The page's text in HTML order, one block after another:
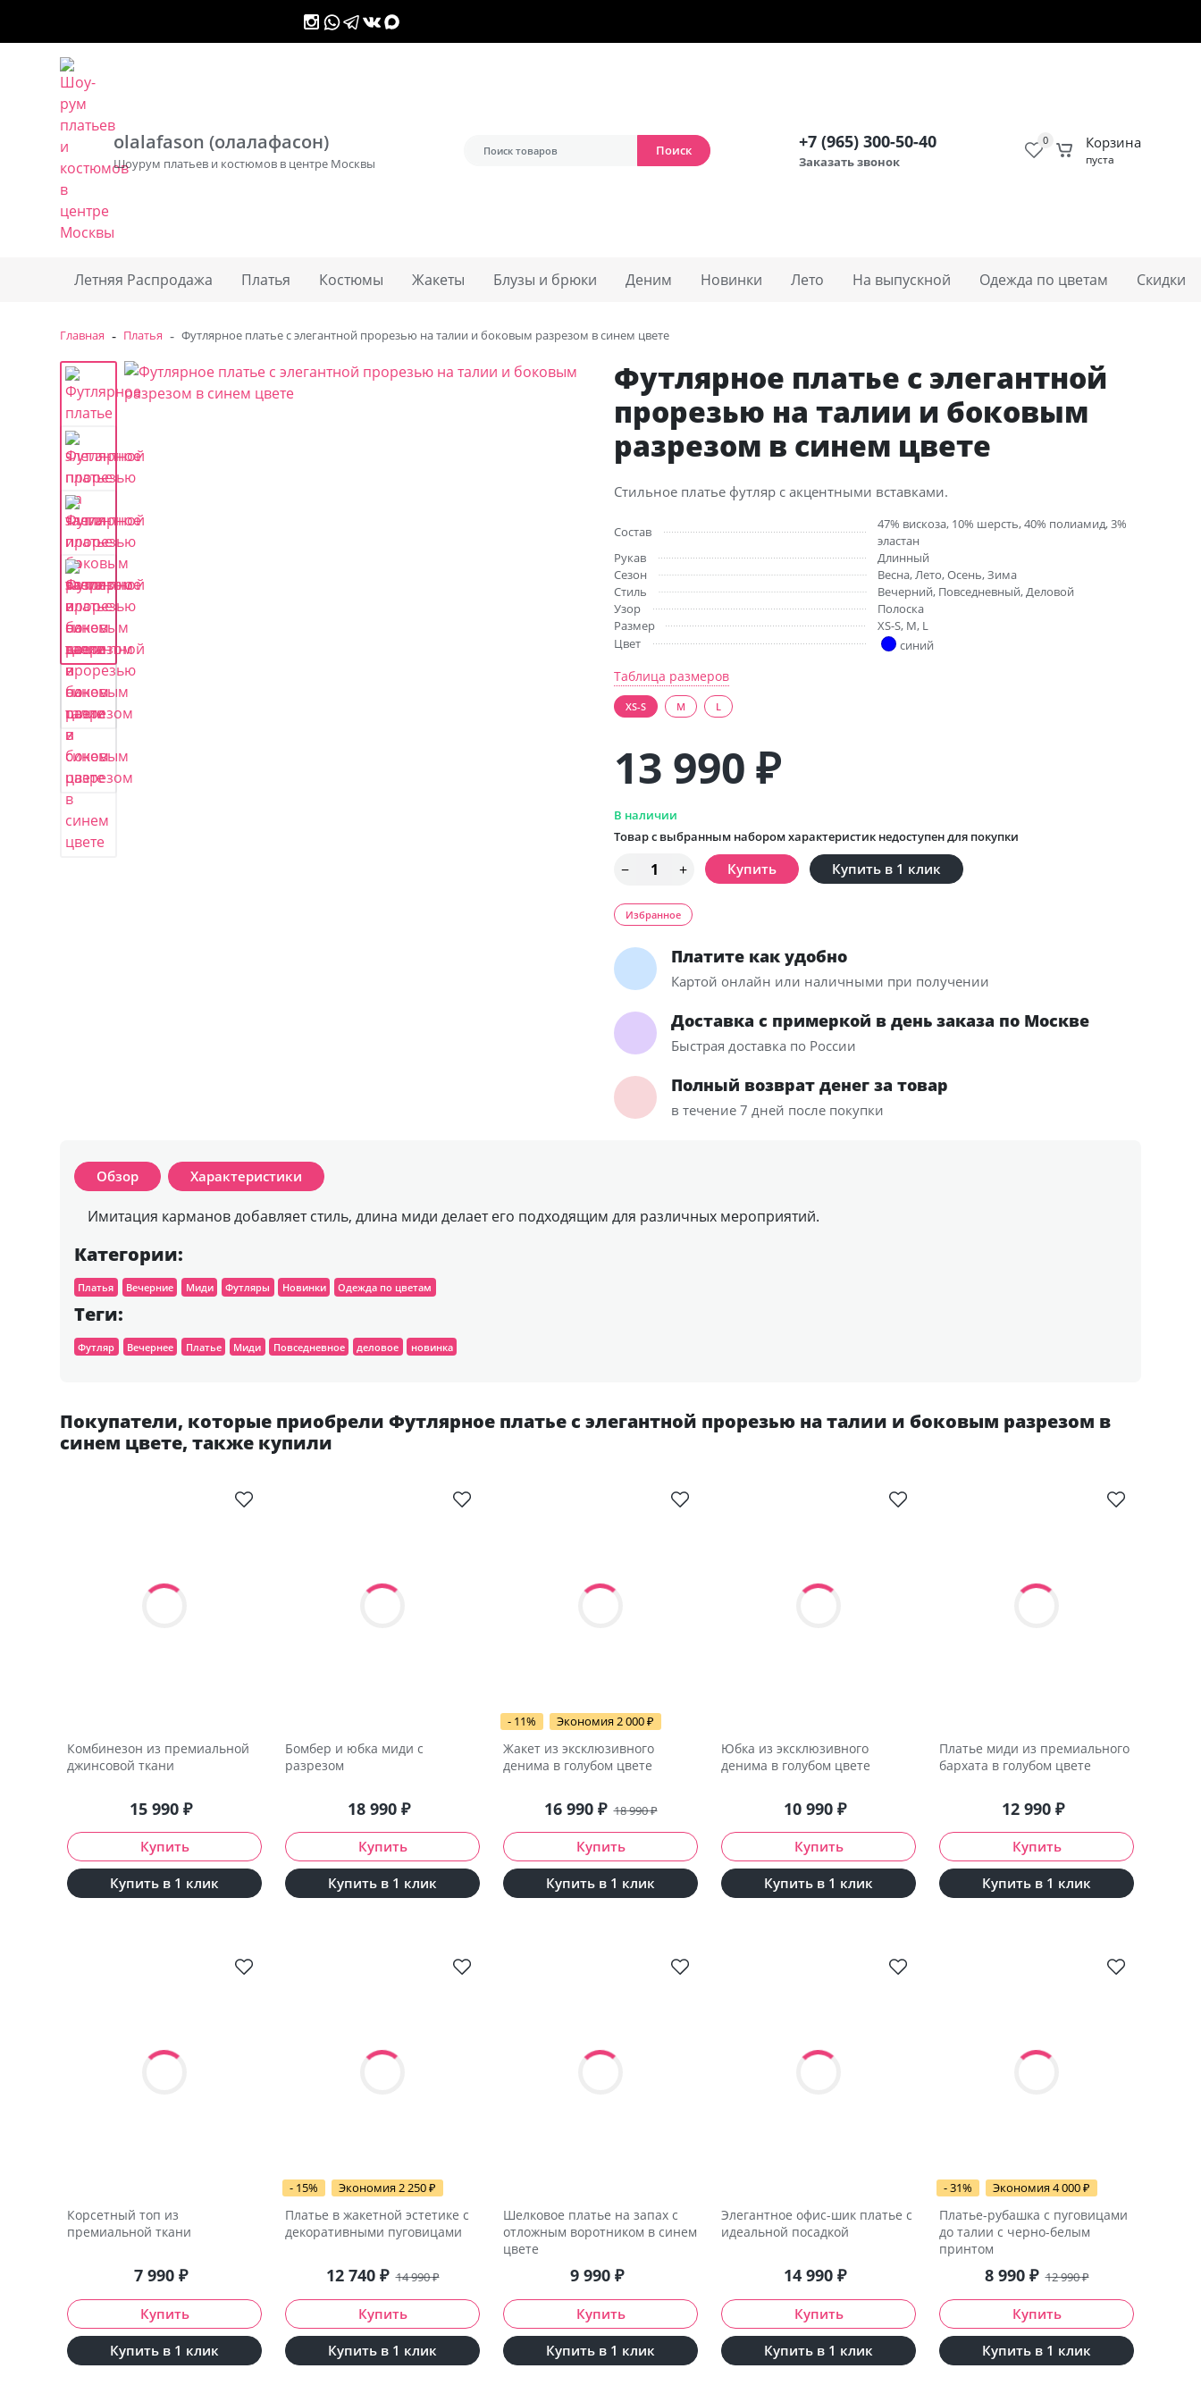
olalafason (олалафасон)
Шоурум платьев и костюмов в центре Москвы
Поиск +7 (965) 300-50-40
Заказать звонок
0 Корзина
пуста
Летняя Распродажа Платья Костюмы Жакеты Блузы и брюки Деним Новинки Лето На выпускной Одежда по цветам Cкидки
Главная - Платья - Футлярное платье с элегантной прорезью на талии и боковым разрезом в синем цвете
Футлярное платье с элегантной
прорезью на талии и боковым
разрезом в синем цвете
Стильное платье футляр с акцентными вставками.
Состав
47% вискоза, 10% шерсть, 40% полиамид, 3%
эластан
Рукав
Длинный
Сезон
Весна, Лето, Осень, Зима
Стиль
Вечерний, Повседневный, Деловой
Узор
Полоска
Размер
XS-S, M, L
Цвет
синий
Таблица размеров
XS-S M L
13 990 ₽
В наличии
Товар с выбранным набором характеристик недоступен для покупки
Купить в 1 клик
Избранное
Платите как удобно
Картой онлайн или наличными при получении
Доставка с примеркой в день заказа по Москве
Быстрая доставка по России
Полный возврат денег за товар
в течение 7 дней после покупки
Обзор Характеристики
Имитация карманов добавляет стиль, длина миди делает его подходящим для различных мероприятий.
Категории:
Платья Вечерние Миди Футляры Новинки Одежда по цветам
Теги:
Футляр Вечернее Платье Миди Повседневное деловое новинка
Покупатели, которые приобрели Футлярное платье с элегантной прорезью на талии и боковым разрезом в
синем цвете, также купили
Комбинезон из премиальной
джинсовой ткани
15 990 ₽
Купить в 1 клик
Бомбер и юбка миди с
разрезом
18 990 ₽
Купить в 1 клик
- 11% Экономия 2 000₽
Жакет из эксклюзивного
денима в голубом цвете
16 990 ₽ 18 990₽
Купить в 1 клик
Юбка из эксклюзивного
денима в голубом цвете
10 990 ₽
Купить в 1 клик
Платье миди из премиального
бархата в голубом цвете
12 990 ₽
Купить в 1 клик
Корсетный топ из
премиальной ткани
7 990 ₽
Купить в 1 клик
- 15% Экономия 2 250₽
Платье в жакетной эстетике с
декоративными пуговицами
12 740 ₽ 14 990₽
Купить в 1 клик
Шелковое платье на запах с
отложным воротником в синем
цвете
9 990 ₽
Купить в 1 клик
Элегантное офис-шик платье с
идеальной посадкой
14 990 ₽
Купить в 1 клик
- 31% Экономия 4 000₽
Платье-рубашка с пуговицами
до талии с черно-белым
принтом
8 990 ₽ 12 990₽
Купить в 1 клик